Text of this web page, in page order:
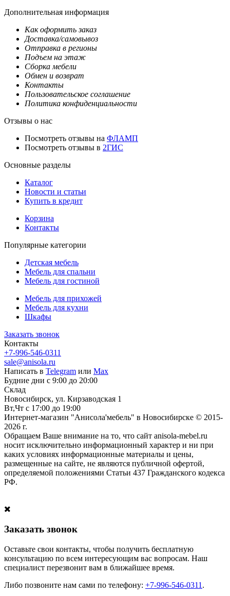
Дополнительная информация
Как оформить заказ
Доставка/самовывоз
Отправка в регионы
Подъем на этаж
Сборка мебели
Обмен и возврат
Контакты
Пользовательское соглашение
Политика конфиденциальности
Отзывы о нас
Посмотреть отзывы на ФЛАМП
Посмотреть отзывы в 2ГИС
Основные разделы
Каталог
Новости и статьи
Купить в кредит
Корзина
Контакты
Популярные категории
Детская мебель
Мебель для спальни
Мебель для гостиной
Мебель для прихожей
Мебель для кухни
Шкафы
Заказать звонок
Контакты
+7-996-546-0311
sale@anisola.ru
Написать в Telegram или Max
Будние дни с 9:00 до 20:00
Склад
Новосибирск, ул. Кирзаводская 1
Вт,Чт с 17:00 до 19:00
Интернет-магазин "Анисола'мебель" в Новосибирске © 2015-
2026 г.
Обращаем Ваше внимание на то, что сайт anisola-mebel.ru
носит исключительно информационный характер и ни при
каких условиях информационные материалы и цены,
размещенные на сайте, не являются публичной офертой,
определяемой положениями Статьи 437 Гражданского кодекса
РФ.
Заказать звонок
Оставьте свои контакты, чтобы получить бесплатную
консультацию по всем интересующим вас вопросам. Наш
специалист перезвонит вам в ближайшее время.
Либо позвоните нам сами по телефону: +7-996-546-0311 .